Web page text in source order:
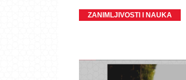
ZANIMLJIVOSTI I NAUKA